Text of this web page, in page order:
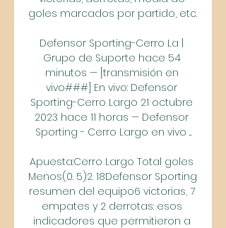
goles marcados por partido, etc.
Defensor Sporting-Cerro La |
Grupo de Suporte hace 54
minutos — [transmisión en
vivo###] En vivo: Defensor
Sporting-Cerro Largo 21 octubre
2023 hace 11 horas — Defensor
Sporting - Cerro Largo en vivo ...
Apuesta:Cerro Largo Total goles
Menos(0. 5)2. 18Defensor Sporting
resumen del equipo6 victorias, 7
empates y 2 derrotas: esos
indicadores que permitieron a